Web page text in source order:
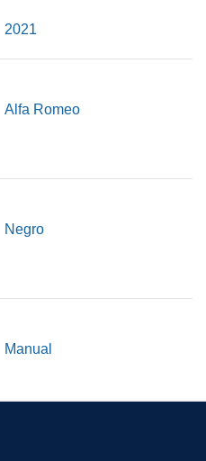
2021
Alfa Romeo
Negro
Manual